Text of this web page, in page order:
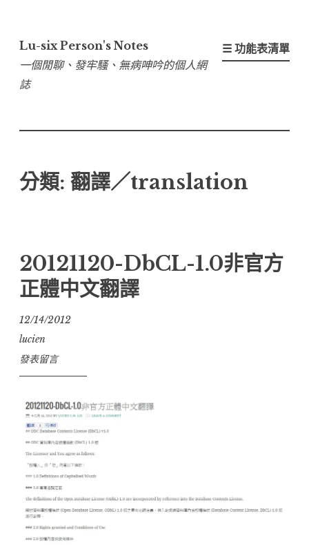
至
內
容
Lu-six Person's Notes
一個閒聊、發牢騷、無病呻吟的個人網
誌
☰ 功能表清單
分類: 翻譯／translation
20121120-DbCL-1.0非官方
正體中文翻譯
12/14/2012
lucien
發表留言